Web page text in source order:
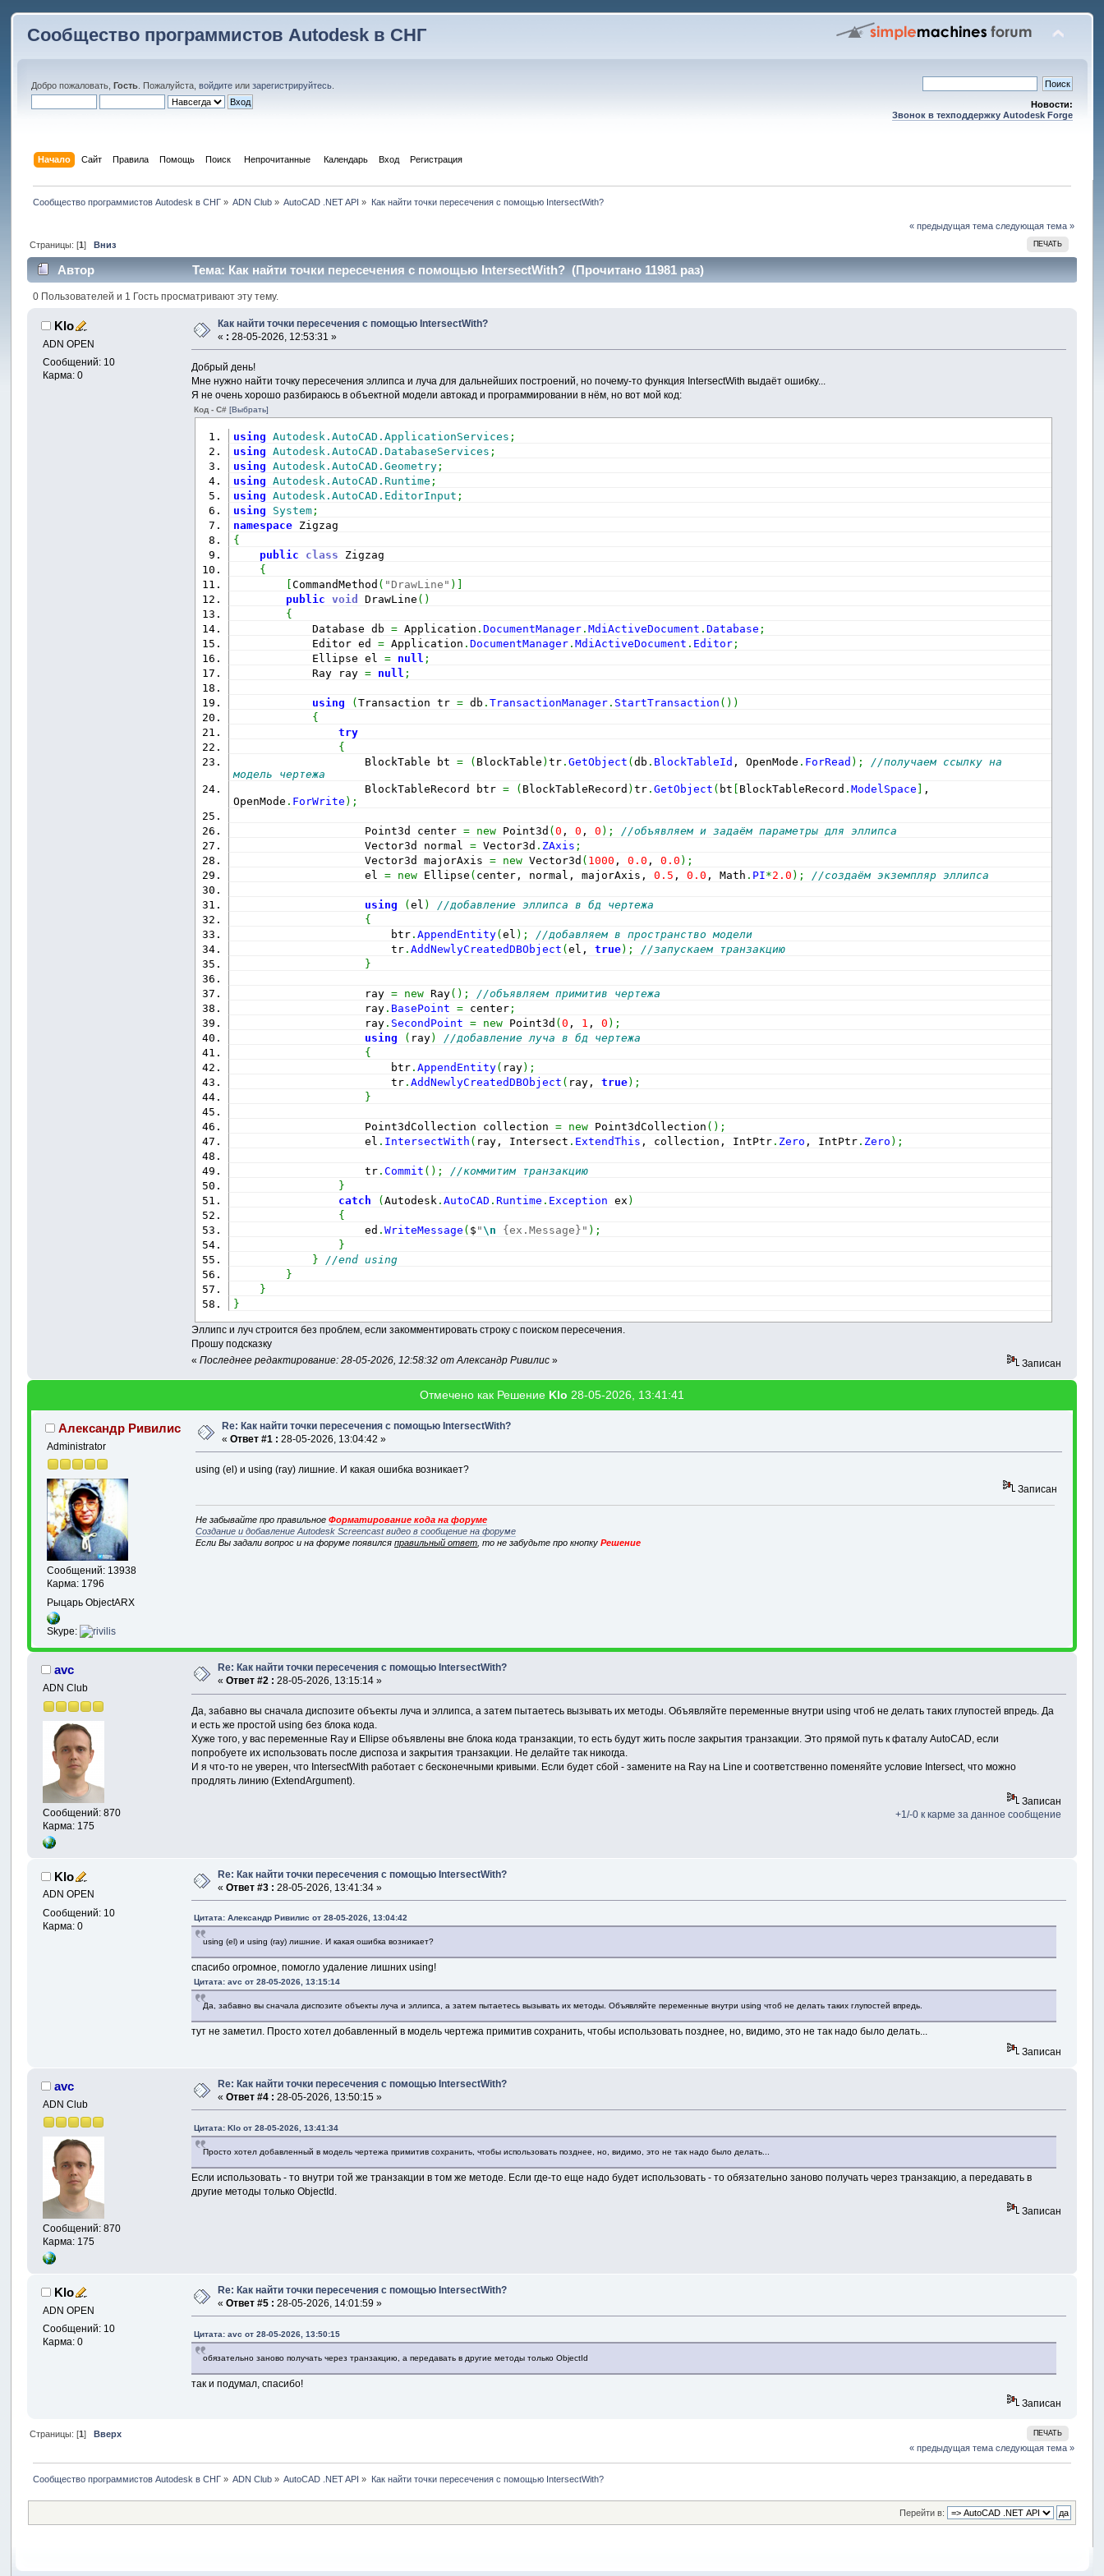
Сообщество программистов Autodesk в СНГ
Добро пожаловать,Гость . Пожалуйста,войдите илизарегистрируйтесь
Новости:
Звонок в техподдержку Autodesk Forge
Начало Сайт Правила Помощь Поиск Непрочитанные Календарь Вход Регистрация
Сообщество программистов Autodesk в СНГ» ADN Club » AutoCAD .NET API » Как найти точки пересечения с помощью IntersectWith?
« предыдущая тема следующая тема »
ПЕЧАТЬ
Страницы: [1] Вниз
Автор Тема: Как найти точки пересечения с помощью IntersectWith? (Прочитано 11981 раз)
0 Пользователей и 1 Гость просматривают эту тему.
Klo
ADN OPEN
Сообщений: 10
Карма: 0
Как найти точки пересечения с помощью IntersectWith?
« : 28-05-2026, 12:53:31 »
Добрый день!
Мне нужно найти точку пересечения эллипса и луча для дальнейших построений, но почему-то функция IntersectWith выдаёт ошибку...
Я не очень хорошо разбираюсь в объектной модели автокад и программировании в нём, но вот мой код:
Код - C#[Выбрать]
using Autodesk.AutoCAD.ApplicationServices ;
using
Autodesk.AutoCAD.DatabaseServices ;
using
Autodesk.AutoCAD.Geometry ;
using
Autodesk.AutoCAD.Runtime ;
using
Autodesk.AutoCAD.EditorInput ;
using
System ;
namespace Zigzag
{
public
class Zigzag
{
[CommandMethod ( "DrawLine" ) ]
public
void DrawLine ( )
{
Database db = Application .DocumentManager .MdiActiveDocument .Database ;
Editor ed = Application .DocumentManager .MdiActiveDocument . Editor ;
Ellipse el = null ;
Ray ray = null ;
using (Transaction tr = db .TransactionManager . StartTransaction ( ) )
{
try
{
BlockTable bt = ( BlockTable )tr .GetObject (db . BlockTableId , OpenMode . ForRead ) ;
//получаем ссылку на
модель чертежа
BlockTableRecord btr = ( BlockTableRecord )tr .GetObject ( bt [ BlockTableRecord .ModelSpace ] ,
OpenMode . ForWrite ) ;
Point3d center = new Point3d (0 , 0 , 0 ) ;
//объявляем и задаём параметры для эллипса
Vector3d normal = Vector3d . ZAxis ;
Vector3d majorAxis = new Vector3d ( 1000 , 0.0 , 0.0 ) ;
el = new Ellipse ( center, normal, majorAxis, 0.5 , 0.0 , Math . PI*2.0 ) ; //создаём экземпляр эллипса
using (el )
//добавление эллипса в бд чертежа
{
btr .AppendEntity(el ) ;
//добавляем в пространство модели
tr .AddNewlyCreatedDBObject (el, true) ;
//запускаем транзакцию
}
ray = new Ray( ) ;
//объявляем примитив чертежа
ray . BasePoint = center ;
ray . SecondPoint = new Point3d (0 , 1 , 0 ) ;
using
( ray)
//добавление луча в бд чертежа
{
btr .AppendEntity( ray) ;
tr .AddNewlyCreatedDBObject ( ray, true) ;
}
Point3dCollection collection = new Point3dCollection ( ) ;
el . IntersectWith ( ray, Intersect . ExtendThis , collection, IntPtr . Zero , IntPtr . Zero ) ;
tr .Commit ( ) ;
//коммитим транзакцию
}
catch
(Autodesk .AutoCAD .Runtime . Exception ex )
{
ed .WriteMessage ( $ "\n {ex.Message}" ) ;
}
}
//end using
}
}
}
Эллипс и луч строится без проблем, если закомментировать строку с поиском пересечения.
Прошу подсказку
«Последнее редактирование: 28-05-2026, 12:58:32 от Александр Ривилис » Записан
Отмечено как Решение Klo 28-05-2026, 13:41:41
Александр Ривилис
Administrator
Сообщений: 13938
Карма: 1796
Рыцарь ObjectARX
Skype:
Re: Как найти точки пересечения с помощью IntersectWith?
«Ответ #1 : 28-05-2026, 13:04:42 »
using (el) и using (ray) лишние. И какая ошибка возникает?
Записан
Не забывайте про правильноеФорматирование кода на форуме
Создание и добавление Autodesk Screencast видео в сообщение на форуме
Если Вы задали вопрос и на форуме появилсяправильный ответ , то не забудьте про кнопкуРешение
avc
ADN Club
Сообщений: 870
Карма: 175
Re: Как найти точки пересечения с помощью IntersectWith?
«Ответ #2 : 28-05-2026, 13:15:14 »
Да, забавно вы сначала диспозите объекты луча и эллипса, а затем пытаетесь вызывать их методы. Объявляйте переменные внутри using чтоб не делать таких глупостей впредь. Да
и есть же простой using без блока кода.
Хуже того, у вас переменные Ray и Ellipse объявлены вне блока кода транзакции, то есть будут жить после закрытия транзакции. Это прямой путь к фаталу AutoCAD, если
попробуете их использовать после диспоза и закрытия транзакции. Не делайте так никогда.
И я что-то не уверен, что IntersectWith работает с бесконечными кривыми. Если будет сбой - замените на Ray на Line и соответственно поменяйте условие Intersect, что можно
продлять линию (ExtendArgument).
Записан
+1/-0 к карме за данное сообщение
Klo
ADN OPEN
Сообщений: 10
Карма: 0
Re: Как найти точки пересечения с помощью IntersectWith?
«Ответ #3 : 28-05-2026, 13:41:34 »
Цитата: Александр Ривилис от 28-05-2026, 13:04:42
using (el) и using (ray) лишние. И какая ошибка возникает?
спасибо огромное, помогло удаление лишних using!
Цитата: avc от 28-05-2026, 13:15:14
Да, забавно вы сначала диспозите объекты луча и эллипса, а затем пытаетесь вызывать их методы. Объявляйте переменные внутри using чтоб не делать таких глупостей впредь.
тут не заметил. Просто хотел добавленный в модель чертежа примитив сохранить, чтобы использовать позднее, но, видимо, это не так надо было делать...
Записан
avc
ADN Club
Сообщений: 870
Карма: 175
Re: Как найти точки пересечения с помощью IntersectWith?
«Ответ #4 : 28-05-2026, 13:50:15 »
Цитата: Klo от 28-05-2026, 13:41:34
Просто хотел добавленный в модель чертежа примитив сохранить, чтобы использовать позднее, но, видимо, это не так надо было делать...
Если использовать - то внутри той же транзакции в том же методе. Если где-то еще надо будет использовать - то обязательно заново получать через транзакцию, а передавать в
другие методы только ObjectId.
Записан
Klo
ADN OPEN
Сообщений: 10
Карма: 0
Re: Как найти точки пересечения с помощью IntersectWith?
«Ответ #5 : 28-05-2026, 14:01:59 »
Цитата: avc от 28-05-2026, 13:50:15
обязательно заново получать через транзакцию, а передавать в другие методы только ObjectId
так и подумал, спасибо!
Записан
ПЕЧАТЬ
Страницы: [1] Вверх
« предыдущая тема следующая тема »
Сообщество программистов Autodesk в СНГ» ADN Club » AutoCAD .NET API » Как найти точки пересечения с помощью IntersectWith?
Перейти в: